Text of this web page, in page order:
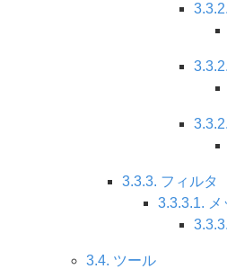
3.3.3. フィルタ
3.3.3.1. メ
3.4. ツール